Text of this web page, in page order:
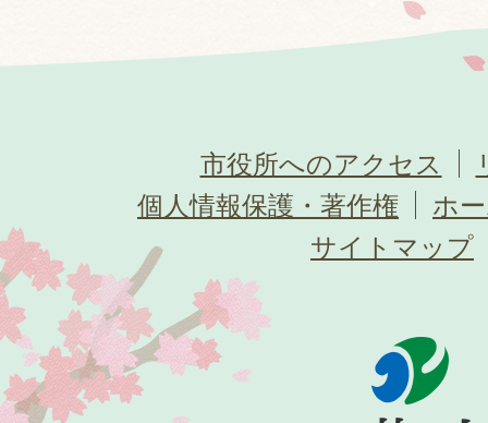
市役所へのアクセス
個人情報保護・著作権
ホ
サイトマップ